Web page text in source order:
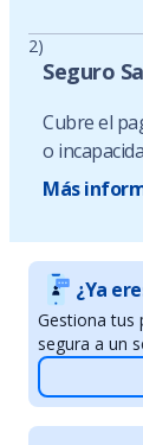
2)
Seguro
Cubre el
o
Más
¿Ya
Gestiona tus
segura a un